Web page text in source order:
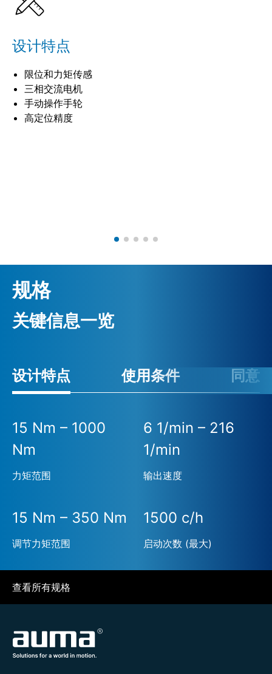
设计特点
限位和力矩传感
三相交流电机
手动操作手轮
高定位精度
规格
关键信息一览
设计特点 使用条件 同意
15 Nm – 1000
Nm
力矩范围
6 1/min – 216
1/min
输出速度
15 Nm – 350 Nm
调节力矩范围
1500 c/h
启动次数 (最大)
查看所有规格